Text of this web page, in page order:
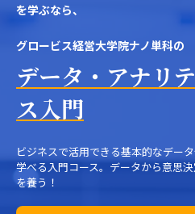
を学ぶなら、
グロービス経営大学院ナノ単科の
データ・アナリ
ス入門
ビジネスで活用できる基本的なデー
学べる入門コース。データから意思
を養う！